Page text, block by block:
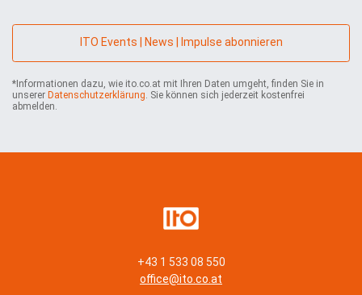
r
e
m
e
ITO Events | News | Impulse abonnieren
*Informationen dazu, wie ito.co.at mit Ihren Daten umgeht, finden Sie in
unserer Datenschutzerklärung. Sie können sich jederzeit kostenfrei
abmelden.
+43 1 533 08 550
office@ito.co.at